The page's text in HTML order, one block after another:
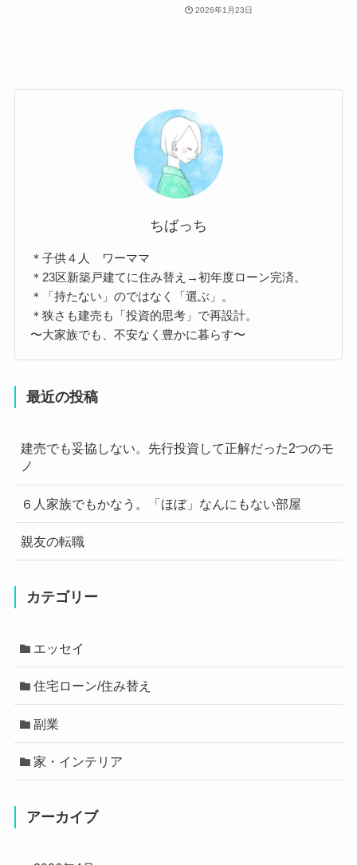
2026年1月23日
ちばっち
＊子供４人 ワーママ
＊23区新築戸建てに住み替え→初年度ローン完済。
＊「持たない」のではなく「選ぶ」。
＊狭さも建売も「投資的思考」で再設計。
〜大家族でも、不安なく豊かに暮らす〜
最近の投稿
建売でも妥協しない。先行投資して正解だった2つのモ
ノ
６人家族でもかなう。「ほぼ」なんにもない部屋
親友の転職
カテゴリー
エッセイ
住宅ローン/住み替え
副業
家・インテリア
アーカイブ